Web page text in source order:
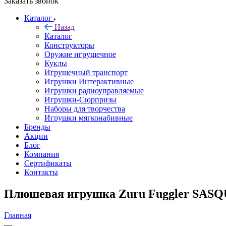
Каталог
Назад
Каталог
Конструкторы
Оружие игрушечное
Куклы
Игрушечный транспорт
Игрушки Интерактивные
Игрушки радиоуправляемые
Игрушки-Сюрпризы
Наборы для творчества
Игрушки мягконабивные
Бренды
Акции
Блог
Компания
Сертификаты
Контакты
Плюшевая игрушка Zuru Fuggler
Главная
—